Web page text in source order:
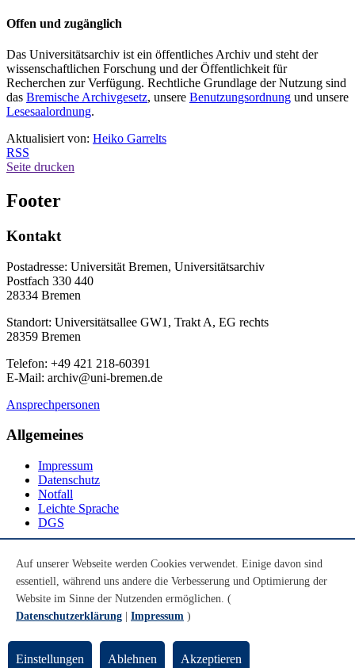
Offen und zugänglich
Das Universitätsarchiv ist ein öffentliches Archiv und steht der
wissenschaftlichen Forschung und der Öffentlichkeit für
Recherchen zur Verfügung. Rechtliche Grundlage der Nutzung sind
das Bremische Archivgesetz, unsere Benutzungsordnung und unsere
Lesesaalordnung.
Aktualisiert von: Heiko Garrelts
RSS
Seite drucken
Footer
Kontakt
Postadresse: Universität Bremen, Universitätsarchiv
Postfach 330 440
28334 Bremen
Standort: Universitätsallee GW1, Trakt A, EG rechts
28359 Bremen
Telefon: +49 421 218-60391
E-Mail: archiv@uni-bremen.de
Ansprechpersonen
Allgemeines
Impressum
Datenschutz
Notfall
Leichte Sprache
DGS
Youtube
Instagram
LinkedIn
© Universität Bremen 2026
Auf unserer Webseite werden Cookies verwendet. Einige davon sind
essentiell, während uns andere die Verbesserung und Optimierung der
Website im Sinne der Nutzenden ermöglichen. (
Datenschutzerklärung
Impressum )
Einstellungen Ablehnen Akzeptieren